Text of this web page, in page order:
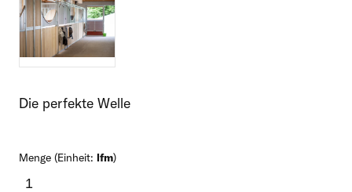
Die perfekte Welle
Menge (Einheit: lfm)